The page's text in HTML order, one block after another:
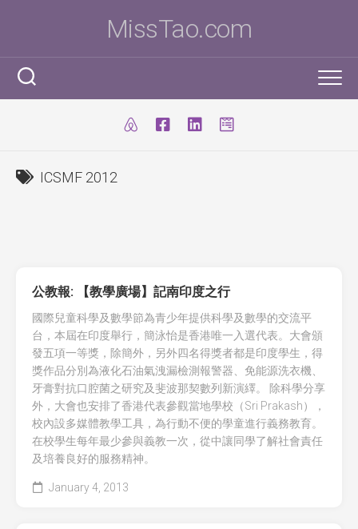
MissTao.com
學生得獎作品
九連環
環保黏土膠
天然敷貼
澱粉之可塑性
CryptoDefender
國際科學與工程大獎賽(ISEF)
全國青少年科技創新大賽 (CASTIC)
香港青少年科技創新大賽
香港學生科學比賽
我的文章
自家小玩意
ICSMF 2012
公教報: 【教學廣場】記南印度之行
國際兒童科學及數學節為青少年提供科學及數學的交流平
台，本屆在印度舉行，簡泳怡是香港唯一入選代表。大會頒
發五項一等獎，除簡外，另外四名得獎者都是印度學生，得
獎作品分別為液化石油氣洩漏檢測報警器、免能源洗衣機、
牙膏對抗口腔菌之研究及斐波那契數列新演繹。 除科學分享
外，大會也安排了香港代表參觀當地學校（Sri Prakash），
校內設多媒體教學工具，為行動不便的學童進行義務教育。
在校學生每年最少參與義教一次，從中讓同學了解社會責任
及培養良好的服務精神。
January 4, 2013